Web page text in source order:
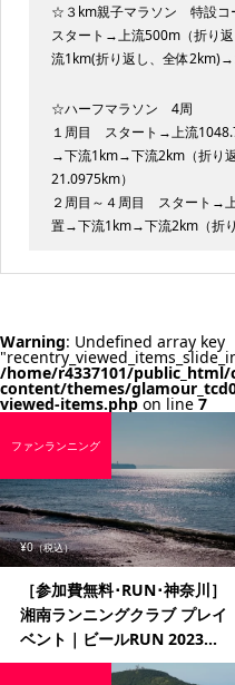
☆３km親子マラソン 特設コ
スタート→上流500m（折り
流1km(折り返し、全体2km)→
☆ハーフマラソン 4周
１周目 スタート→上流
→下流1km→下流2km（折り
21.0975km）
２周目～４周目 スタート→
置→下流1km→下流2km（折
Warning: Undefined array key
/home/r4337101/
content/themes/
viewed-items.phpon line7
¥0（税込）
［参加費無料･RUN･神奈川］
湘南ランニングクラブ プレイ
ベント｜ビールRUN 2023...
ファンランニング